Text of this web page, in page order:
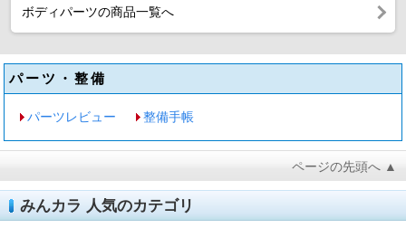
ボディパーツの商品一覧へ
パーツ・整備
パーツレビュー 整備手帳
ページの先頭へ ▲
みんカラ 人気のカテゴリ